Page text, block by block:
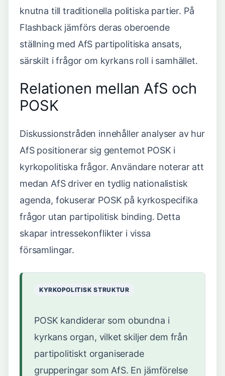
knutna till traditionella politiska partier. På
Flashback jämförs deras oberoende
ställning med AfS partipolitiska ansats,
särskilt i frågor om kyrkans roll i samhället.
Relationen mellan AfS och
POSK
Diskussionstråden innehåller analyser av hur
AfS positionerar sig gentemot POSK i
kyrkopolitiska frågor. Användare noterar att
medan AfS driver en tydlig nationalistisk
agenda, fokuserar POSK på kyrkospecifika
frågor utan partipolitisk binding. Detta
skapar intressekonflikter i vissa
församlingar.
KYRKOPOLITISK STRUKTUR
POSK kandiderar som obundna i
kyrkans organ, vilket skiljer dem från
partipolitiskt organiserade
grupperingar som AfS. En jämförelse